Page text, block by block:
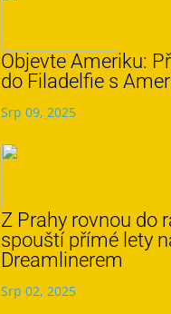
Objevte Ameriku:
do Filadelfie s
Srp 09, 2025
Z Prahy rovnou do
spouští přímé lety
Dreamlinerem
Srp 02, 2025